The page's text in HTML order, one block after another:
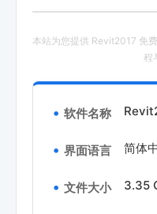
本站为您提供 Revit2017 免
程
软件名称
界面语言 简体
文件大小 3.35